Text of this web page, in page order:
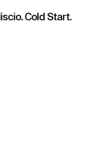
Cold Start.